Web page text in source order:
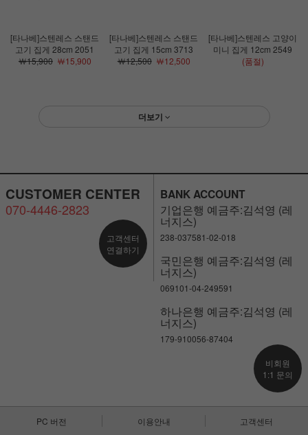
[타나베]스텐레스 스탠드
고기 집게 28cm 2051
￦15,900￦15,900
[타나베]스텐레스 스탠드
고기 집게 15cm 3713
￦12,500￦12,500
[타나베]스텐레스 고양이
미니 집게 12cm 2549
(품절)
더보기
CUSTOMER CENTER
070-4446-2823
고객센터
연결하기
BANK ACCOUNT
기업은행 예금주:김석영 (레
너지스)
238-037581-02-018
국민은행 예금주:김석영 (레
너지스)
069101-04-249591
하나은행 예금주:김석영 (레
너지스)
179-910056-87404
비회원
1:1 문의
PC 버전 이용안내 고객센터